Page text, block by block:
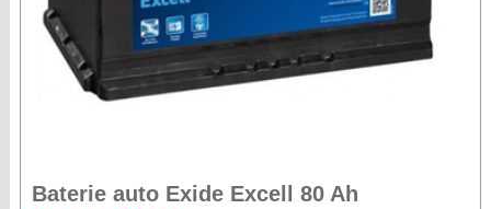
Baterie auto Exide Excell 80 Ah